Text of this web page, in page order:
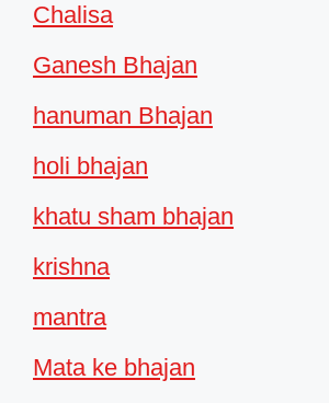
Chalisa
Ganesh Bhajan
hanuman Bhajan
holi bhajan
khatu sham bhajan
krishna
mantra
Mata ke bhajan